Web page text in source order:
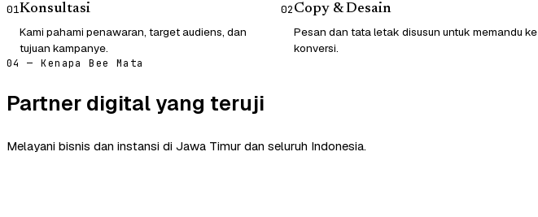
01Konsultasi
Kami pahami penawaran, target audiens, dan
tujuan kampanye.
02Copy & Desain
Pesan dan tata letak disusun untuk memandu ke
konversi.
04 — Kenapa Bee Mata
Partner digital yang teruji
Melayani bisnis dan instansi di Jawa Timur dan seluruh Indonesia.